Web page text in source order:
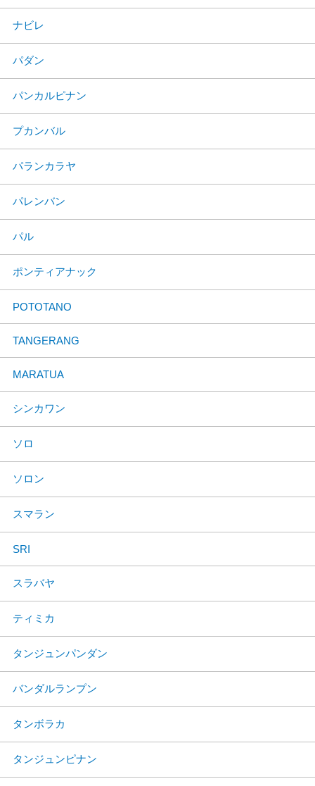
ナビレ
パダン
パンカルピナン
プカンバル
パランカラヤ
パレンバン
パル
ポンティアナック
POTOTANO
TANGERANG
MARATUA
シンカワン
ソロ
ソロン
スマラン
SRI
スラバヤ
ティミカ
タンジュンパンダン
バンダルランプン
タンボラカ
タンジュンピナン